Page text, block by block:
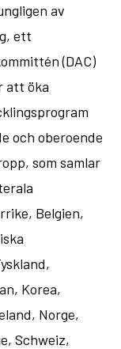
av
ett
(DAC)
att öka
och oberoende
som samlar
Belgien,
Korea,
Norge,
Schweiz,